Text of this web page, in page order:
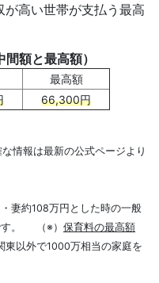
高い世帯が支払う最高
額と最高額）
最高額
66,300円
情報は最新の公式ページより
妻約108万円とした時の一般
。
（※） 保育料の最高額
東以外で1000万相当の家庭を